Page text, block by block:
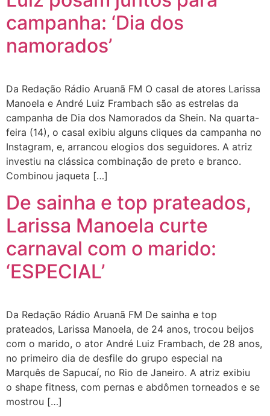
campanha: ‘Dia dos
namorados’
Da Redação Rádio Aruanã FM O casal de atores Larissa
Manoela e André Luiz Frambach são as estrelas da
campanha de Dia dos Namorados da Shein. Na quarta-
feira (14), o casal exibiu alguns cliques da campanha no
Instagram, e, arrancou elogios dos seguidores. A atriz
investiu na clássica combinação de preto e branco.
Combinou jaqueta […]
De sainha e top prateados,
Larissa Manoela curte
carnaval com o marido:
‘ESPECIAL’
Da Redação Rádio Aruanã FM De sainha e top
prateados, Larissa Manoela, de 24 anos, trocou beijos
com o marido, o ator André Luiz Frambach, de 28 anos,
no primeiro dia de desfile do grupo especial na
Marquês de Sapucaí, no Rio de Janeiro. A atriz exibiu
o shape fitness, com pernas e abdômen torneados e se
mostrou […]